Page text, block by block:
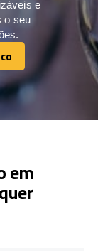
e
o seu
em